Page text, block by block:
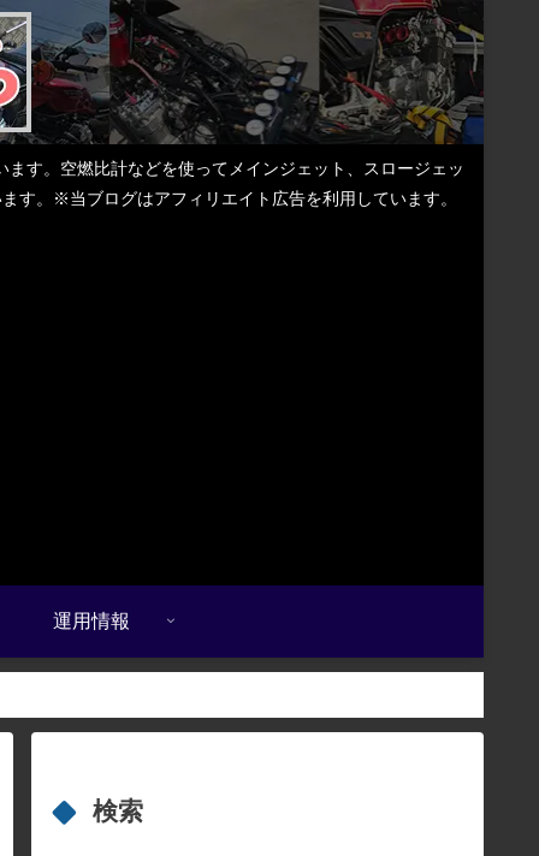
す。空燃比計などを使ってメインジェット、スロージェッ
す。※当ブログはアフィリエイト広告を利用しています。
運用情報
検索